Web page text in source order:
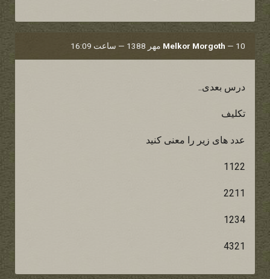
Melkor Morgoth — 10 مهر 1388 — ساعت 16:09
درس بعدی..
تکلیف
عدد های زیر را معنی کنید
1122
2211
1234
4321